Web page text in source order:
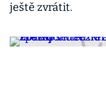
ještě zvrátit.